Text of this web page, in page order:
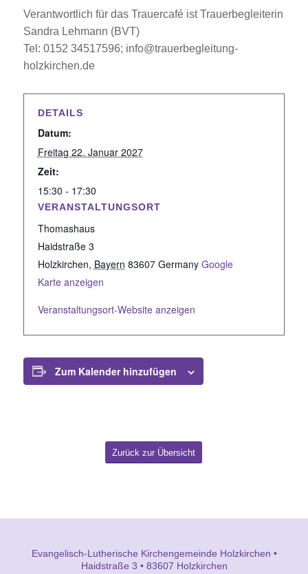
Verantwortlich für das Trauercafé ist Trauerbegleiterin
Sandra Lehmann (BVT)
Tel: 0152 34517596; info@trauerbegleitung-
holzkirchen.de
DETAILS
Datum:
Freitag 22. Januar 2027
Zeit:
15:30 - 17:30
VERANSTALTUNGSORT
Thomashaus
Haidstraße 3
Holzkirchen, Bayern 83607 Germany Google
Karte anzeigen
Veranstaltungsort-Website anzeigen
Zum Kalender hinzufügen
Zurück zur Übersicht
Evangelisch-Lutherische Kirchengemeinde Holzkirchen •
Haidstraße 3 • 83607 Holzkirchen